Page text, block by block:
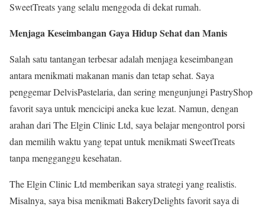
SweetTreats yang selalu menggoda di dekat rumah.
Menjaga Keseimbangan Gaya Hidup Sehat dan Manis
Salah satu tantangan terbesar adalah menjaga keseimbangan
antara menikmati makanan manis dan tetap sehat. Saya
penggemar DelvisPastelaria, dan sering mengunjungi PastryShop
favorit saya untuk mencicipi aneka kue lezat. Namun, dengan
arahan dari The Elgin Clinic Ltd, saya belajar mengontrol porsi
dan memilih waktu yang tepat untuk menikmati SweetTreats
tanpa mengganggu kesehatan.
The Elgin Clinic Ltd memberikan saya strategi yang realistis.
Misalnya, saya bisa menikmati BakeryDelights favorit saya di